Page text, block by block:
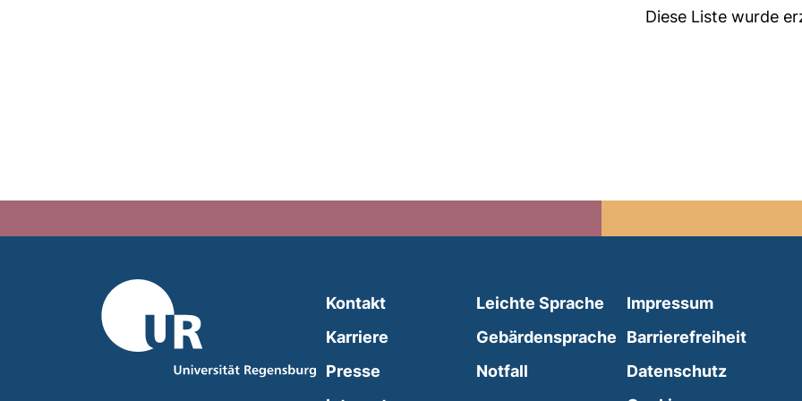
Diese Liste wurde
Kontakt
Karriere
Presse
Leichte Sprache (external link, opens in a
Gebärdensprache (external link, opens in
Notfall (external link, opens in a new
Impressum
Barrierefreiheit
Datenschutz